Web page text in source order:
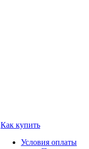
Как купить
Условия оплаты